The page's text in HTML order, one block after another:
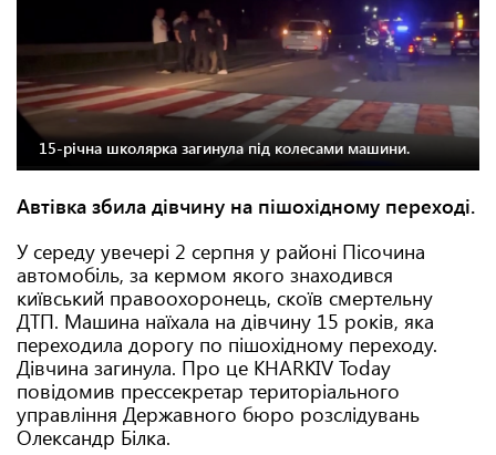
15-річна школярка загинула під колесами машини.
Автівка збила дівчину на пішохідному переході.
У середу увечері 2 серпня у районі Пісочина
автомобіль, за кермом якого знаходився
київський правоохоронець, скоїв смертельну
ДТП. Машина наїхала на дівчину 15 років, яка
переходила дорогу по пішохідному переходу.
Дівчина загинула. Про це KHARKIV Today
повідомив прессекретар територіального
управління Державного бюро розслідувань
Олександр Білка.